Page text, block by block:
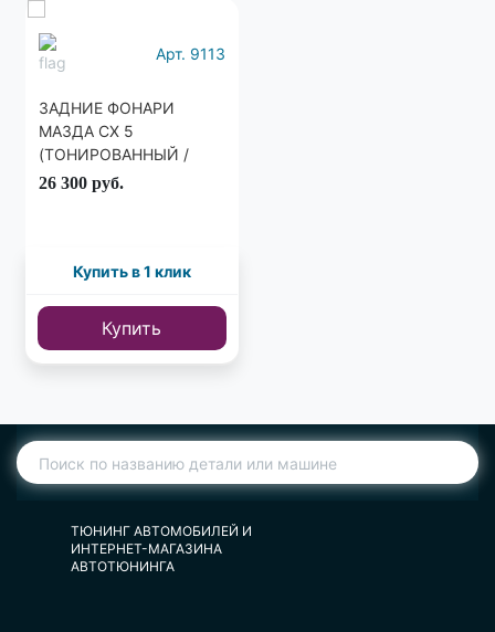
Арт. 9113
ЗАДНИЕ ФОНАРИ
МАЗДА СХ 5
(ТОНИРОВАННЫЙ /
ХРОМ)
26 300 руб.
Купить в 1 клик
Купить
ТЮНИНГ АВТОМОБИЛЕЙ И
ИНТЕРНЕТ-МАГАЗИНА
АВТОТЮНИНГА